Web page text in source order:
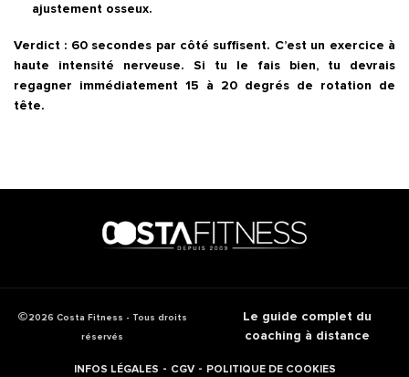
ajustement osseux.
Verdict : 60 secondes par côté suffisent. C’est un exercice à
haute intensité nerveuse. Si tu le fais bien, tu devrais
regagner immédiatement 15 à 20 degrés de rotation de
tête.
2026 Costa Fitness - Tous droits
réservés
Le guide complet du
coaching à distance
INFOS LÉGALES - CGV- POLITIQUE DE COOKIES